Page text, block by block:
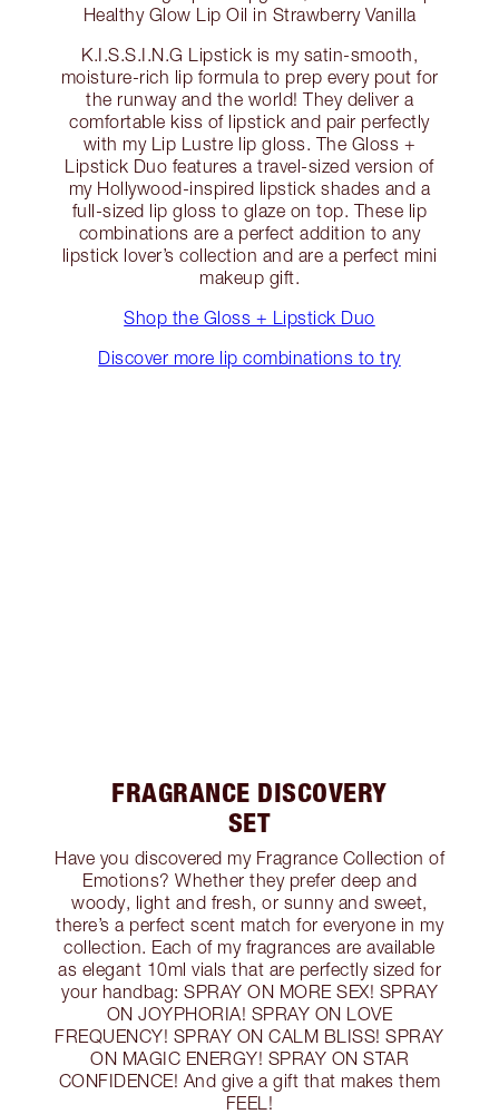
Healthy Glow Lip Oil in Strawberry Vanilla
K.I.S.S.I.N.G Lipstick is my satin-smooth,
moisture-rich lip formula to prep every pout for
the runway and the world! They deliver a
comfortable kiss of lipstick and pair perfectly
with my Lip Lustre lip gloss. The Gloss +
Lipstick Duo features a travel-sized version of
my Hollywood-inspired lipstick shades and a
full-sized lip gloss to glaze on top. These lip
combinations are a perfect addition to any
lipstick lover’s collection and are a perfect mini
makeup gift.
Shop the Gloss + Lipstick Duo
Discover more lip combinations to try
FRAGRANCE DISCOVERY
SET
Have you discovered my Fragrance Collection of
Emotions? Whether they prefer deep and
woody, light and fresh, or sunny and sweet,
there’s a perfect scent match for everyone in my
collection. Each of my fragrances are available
as elegant 10ml vials that are perfectly sized for
your handbag: SPRAY ON MORE SEX! SPRAY
ON JOYPHORIA! SPRAY ON LOVE
FREQUENCY! SPRAY ON CALM BLISS! SPRAY
ON MAGIC ENERGY! SPRAY ON STAR
CONFIDENCE! And give a gift that makes them
FEEL!